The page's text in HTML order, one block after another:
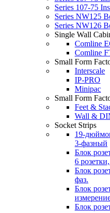
Series 107-75
Series NW125
Series NW126
Single Wall
Comline
Comline
Small Form
Interscale
IP-PRO
Minipac
Small Form
Feet &
Wall &
Socket Strips
19-
3-фазный
Блок
6
Блок
фаз.
Блок
Блок